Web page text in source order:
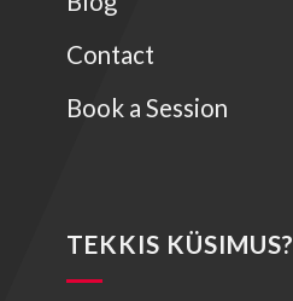
Contact
Book a Session
TEKKIS KÜSIMUS?